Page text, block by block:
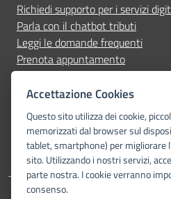
Richiedi supporto per i servizi
Parla con il chatbot tributi
Leggi le domande frequenti
Prenota appuntamento
Segnala disservizio
Seguici su
Accettazione Cookies
Questo sito utilizza dei cookie,
memorizzati dal browser sul
tablet, smartphone) per migliorare
sito. Utilizzando i nostri servizi,
parte nostra. I cookie verranno
consenso.